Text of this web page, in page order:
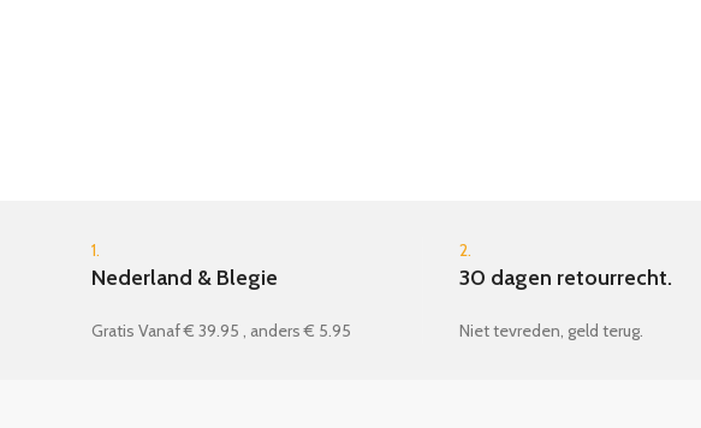
1.
Nederland & Blegie
Gratis Vanaf € 39.95 , anders € 5.95
2.
30 dagen retourrecht.
Niet tevreden, geld terug.